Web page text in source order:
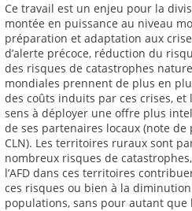
Ce travail est un enjeu pour la
montée en puissance au niveau
préparation et adaptation aux
d’alerte précoce, réduction du
des risques de catastrophes
mondiales prennent de plus en
des coûts induits par ces crises, et
sens à déployer une offre plus
de ses partenaires locaux (note
CLN). Les territoires ruraux sont
nombreux risques de
l’AFD dans ces territoires
ces risques ou bien à la
populations, sans pour autant que